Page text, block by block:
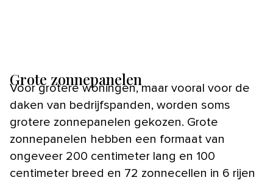
Grote zonnepanelen
Voor grotere woningen, maar vooral voor de
daken van bedrijfspanden, worden soms
grotere zonnepanelen gekozen. Grote
zonnepanelen hebben een formaat van
ongeveer 200 centimeter lang en 100
centimeter breed en 72 zonnecellen in 6 rijen